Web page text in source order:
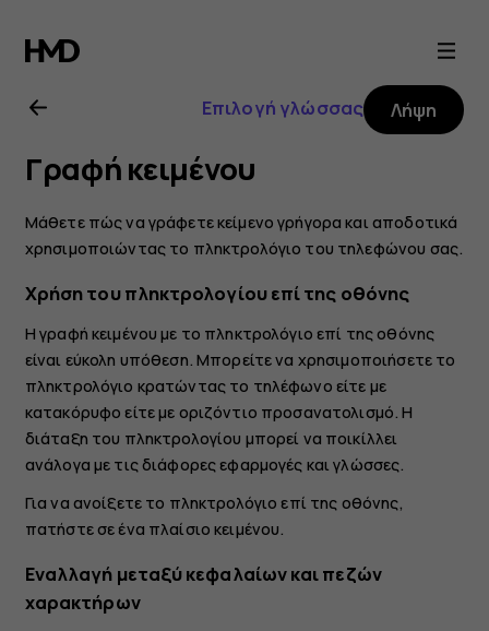
Οδηγίες
χρήσης
Nokia
4.2
Επιλογή γλώσσας Λήψη
Γραφή κειμένου
Μάθετε πώς να γράφετε κείμενο γρήγορα και αποδοτικά
χρησιμοποιώντας το πληκτρολόγιο του τηλεφώνου σας.
Χρήση του πληκτρολογίου επί της οθόνης
Η γραφή κειμένου με το πληκτρολόγιο επί της οθόνης
είναι εύκολη υπόθεση. Μπορείτε να χρησιμοποιήσετε το
πληκτρολόγιο κρατώντας το τηλέφωνο είτε με
κατακόρυφο είτε με οριζόντιο προσανατολισμό. Η
διάταξη του πληκτρολογίου μπορεί να ποικίλλει
ανάλογα με τις διάφορες εφαρμογές και γλώσσες.
Για να ανοίξετε το πληκτρολόγιο επί της οθόνης,
πατήστε σε ένα πλαίσιο κειμένου.
Εναλλαγή μεταξύ κεφαλαίων και πεζών
χαρακτήρων